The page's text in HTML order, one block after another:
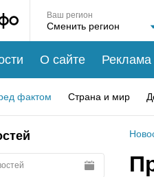
Ваш регион
О сайте Реклама
фактом Страна и мир